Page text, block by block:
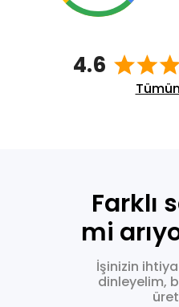
4.6
Farklı
mi
İşinizin
dinleyelim,